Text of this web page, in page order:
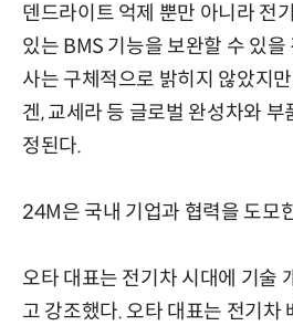
덴드라이트 억제 뿐만 아니라 전
있는 BMS 기능을 보완할 수 있을
사는 구체적으로 밝히지 않았지
겐, 교세라 등 글로벌 완성차와
정된다.
24M은 국내 기업과 협력을 도모
오타 대표는 전기차 시대에 기술
고 강조했다. 오타 대표는 전기차